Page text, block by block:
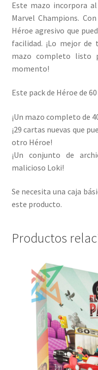
Este mazo incorpora
Marvel Champions.
Héroe agresivo que
facilidad. ¡Lo mejor de
mazo completo listo
momento!
Este pack de Héroe de
¡Un mazo completo de
¡29 cartas nuevas que
otro Héroe!
¡Un conjunto de
malicioso Loki!
Se necesita una caja
este producto.
Productos